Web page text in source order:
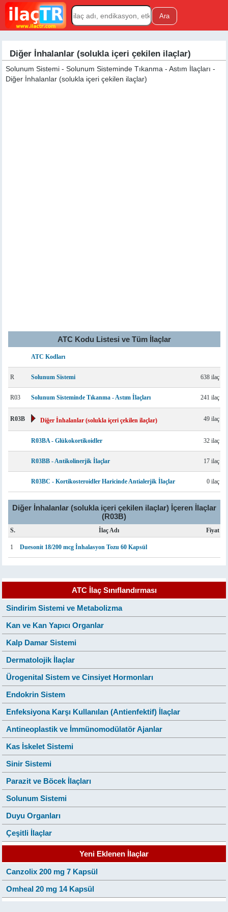
Diğer İnhalanlar (solukla içeri çekilen ilaçlar)
Solunum Sistemi - Solunum Sisteminde Tıkanma - Astım İlaçları -
Diğer İnhalanlar (solukla içeri çekilen ilaçlar)
ATC Kodu Listesi ve Tüm İlaçlar
ATC Kodları
R Solunum Sistemi 638 ilaç
R03 Solunum Sisteminde Tıkanma - Astım İlaçları 241 ilaç
R03B Diğer İnhalanlar (solukla içeri çekilen ilaçlar) 49 ilaç
R03BA - Glükokortikoidler 32 ilaç
R03BB - Antikolinerjik İlaçlar 17 ilaç
R03BC - Kortikosteroidler Haricinde Antialerjik İlaçlar 0 ilaç
Diğer İnhalanlar (solukla içeri çekilen ilaçlar) İçeren İlaçlar
(R03B)
S. İlaç Adı Fiyat
1 Duesonit 18/200 mcg İnhalasyon Tozu 60 Kapsül
ATC İlaç Sınıflandırması
Sindirim Sistemi ve Metabolizma
Kan ve Kan Yapıcı Organlar
Kalp Damar Sistemi
Dermatolojik İlaçlar
Ürogenital Sistem ve Cinsiyet Hormonları
Endokrin Sistem
Enfeksiyona Karşı Kullanılan (Antienfektif) İlaçlar
Antineoplastik ve İmmünomodülatör Ajanlar
Kas İskelet Sistemi
Sinir Sistemi
Parazit ve Böcek İlaçları
Solunum Sistemi
Duyu Organları
Çeşitli İlaçlar
Yeni Eklenen İlaçlar
Canzolix 200 mg 7 Kapsül
Omheal 20 mg 14 Kapsül